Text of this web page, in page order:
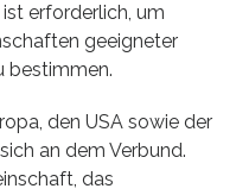
erforderlich, um
geeigneter
bestimmen.
den USA sowie der
an dem Verbund.
das